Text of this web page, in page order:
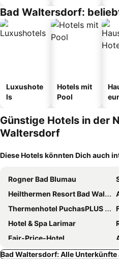
Bad Waltersdorf:
Luxushote
ls
Hotels mit
Pool
Günstige Hotels in der
Waltersdorf
Diese Hotels könnten Dich auch
Rogner Bad Blumau
Heilthermen Resort Bad Waltersdorf
Thermenhotel PuchasPLUS Stegersbach
Hotel & Spa Larimar
Fair-Price-Hotel
JUFA Hotel Fürstenfeld
Bad Waltersdorf: Alle Unterkünfte